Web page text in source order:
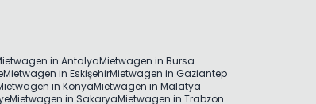
in AntalyaMietwagen in Bursa
Mietwagen in EskişehirMietwagen in Gaziantep
in KonyaMietwagen in Malatya
Mietwagen in SakaryaMietwagen in Trabzon